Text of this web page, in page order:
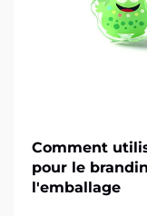
Comment
pour le
l'emballage